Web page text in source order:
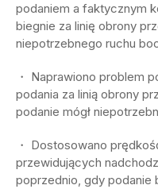
podaniem a faktycznym
biegnie za linię obrony
niepotrzebnego ruchu
・ Naprawiono problem
podania za linią obrony
podanie mógł
・ Dostosowano
przewidujących
poprzednio, gdy podanie